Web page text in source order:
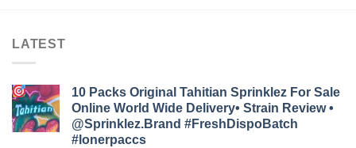
LATEST
10 Packs Original Tahitian Sprinklez For Sale
Online World Wide Delivery• Strain Review •
@Sprinklez.Brand #FreshDispoBatch
#lonerpaccs